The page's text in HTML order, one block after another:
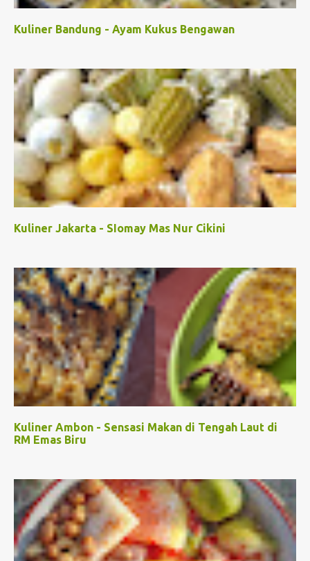
Kuliner Bandung - Ayam Kukus Bengawan
Kuliner Jakarta - SIomay Mas Nur Cikini
Kuliner Ambon - Sensasi Makan di Tengah Laut di
RM Emas Biru